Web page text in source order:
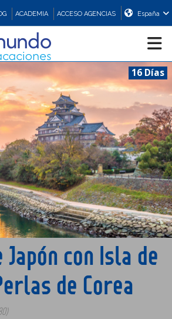
ACADEMIA ACCESO AGENCIAS España
CRUCEROS
EUROPA
ASIA
ORIENTE
PROMOCIONES
COMPRAR
CONTACTO
16 Días
con Isla de
de Corea